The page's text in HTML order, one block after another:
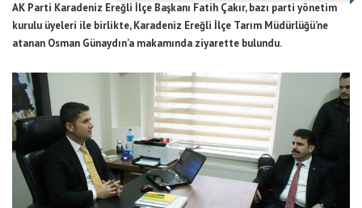
AK Parti Karadeniz Ereğli İlçe Başkanı Fatih Çakır, bazı parti yönetim
kurulu üyeleri ile birlikte, Karadeniz Ereğli İlçe Tarım Müdürlüğü’ne
atanan Osman Günaydın’a makamında ziyarette bulundu.